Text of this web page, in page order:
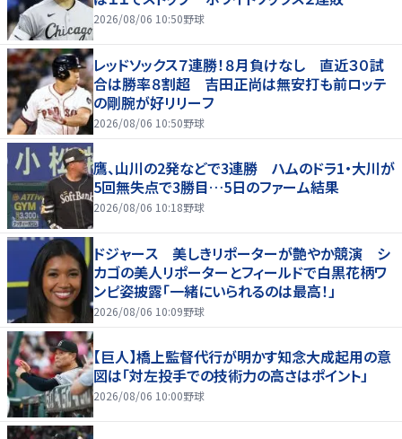
2026/08/06 10:50野球
レッドソックス７連勝！８月負けなし 直近３０試
合は勝率８割超 吉田正尚は無安打も前ロッテ
の剛腕が好リリーフ
2026/08/06 10:50野球
鷹、山川の2発などで3連勝 ハムのドラ1・大川が
5回無失点で3勝目…5日のファーム結果
2026/08/06 10:18野球
ドジャース 美しきリポーターが艶やか競演 シ
カゴの美人リポーターとフィールドで白黒花柄ワ
ンピ姿披露「一緒にいられるのは最高！」
2026/08/06 10:09野球
【巨人】橋上監督代行が明かす知念大成起用の意
図は「対左投手での技術力の高さはポイント」
2026/08/06 10:00野球